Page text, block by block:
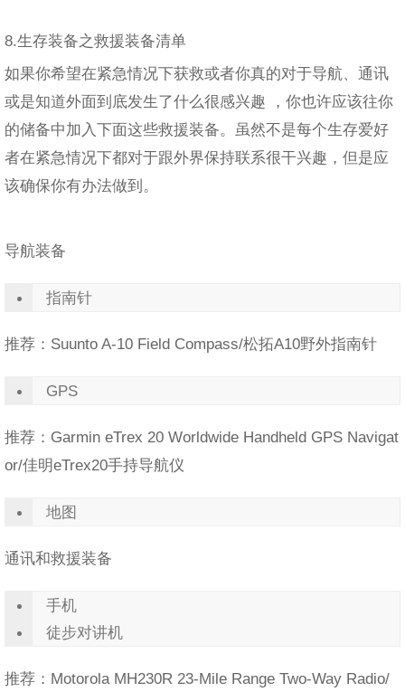
8.生存装备之救援装备清单
如果你希望在紧急情况下获救或者你真的对于导航、通讯
或是知道外面到底发生了什么很感兴趣 ，你也许应该往你
的储备中加入下面这些救援装备。虽然不是每个生存爱好
者在紧急情况下都对于跟外界保持联系很干兴趣，但是应
该确保你有办法做到。
导航装备
指南针
推荐：Suunto A-10 Field Compass/松拓A10野外指南针
GPS
推荐：Garmin eTrex 20 Worldwide Handheld GPS Navigat
or/佳明eTrex20手持导航仪
地图
通讯和救援装备
手机
徒步对讲机
推荐：Motorola MH230R 23-Mile Range Two-Way Radio/